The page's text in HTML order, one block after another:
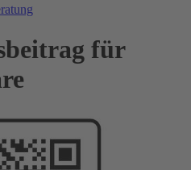
für